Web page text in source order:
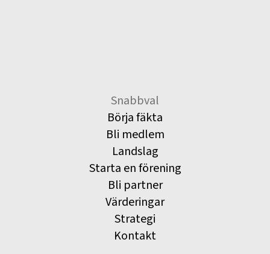
Snabbval
Börja fäkta
Bli medlem
Landslag
Starta en förening
Bli partner
Värderingar
Strategi
Kontakt